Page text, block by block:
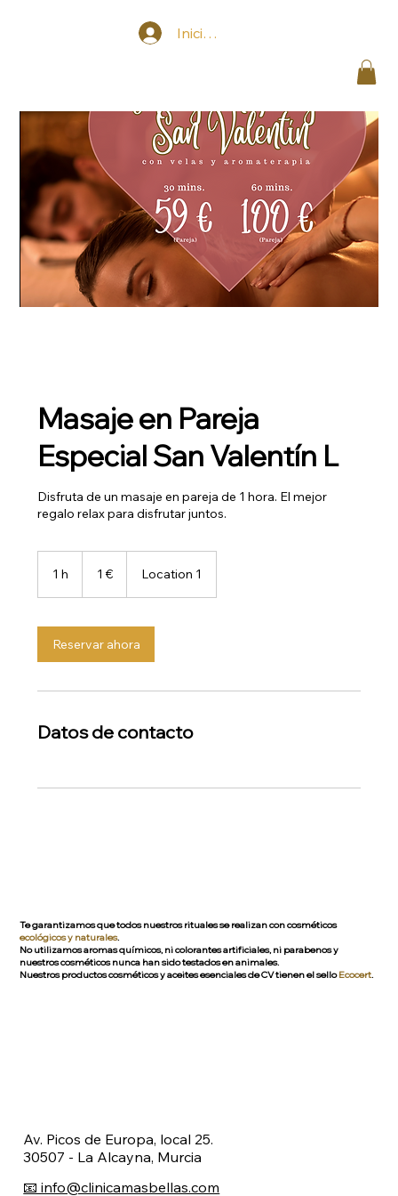
Iniciar sesión
Te garantizamos que todos nuestros rituales se realizan con cosméticos
ecológicos y naturales.
No utilizamos aromas químicos, ni colorantes artificiales, ni parabenos y
nuestros cosméticos nunca han sido testados en animales.
Nuestros productos cosméticos y aceites esenciales de CV tienen el selloEcocert.
Masaje en Pareja
Especial San Valentín L
Disfruta de un masaje en pareja de 1 hora. El mejor
regalo relax para disfrutar juntos.
1 h 1 € Location 1
Reservar ahora
Datos de contacto
Av. Picos de Europa, local 25.
30507 - La Alcayna, Murcia
📧 info@clinicamasbellas.com